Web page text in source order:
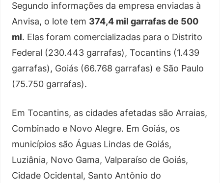
Segundo informações da empresa enviadas à
Anvisa, o lote tem 374,4 mil garrafas de 500
ml. Elas foram comercializadas para o Distrito
Federal (230.443 garrafas), Tocantins (1.439
garrafas), Goiás (66.768 garrafas) e São Paulo
(75.750 garrafas).
Em Tocantins, as cidades afetadas são Arraias,
Combinado e Novo Alegre. Em Goiás, os
municípios são Águas Lindas de Goiás,
Luziânia, Novo Gama, Valparaíso de Goiás,
Cidade Ocidental, Santo Antônio do